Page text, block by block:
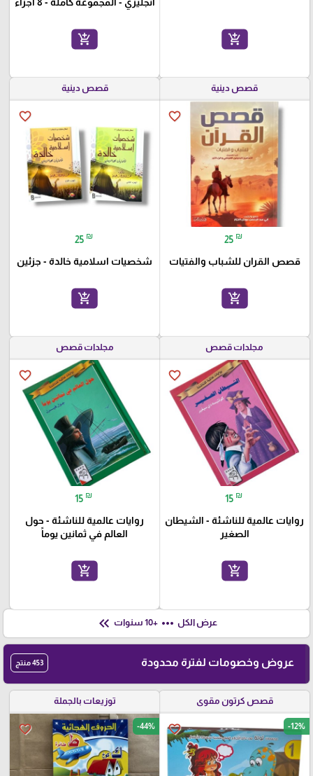
add_shopping_cart
انجليزي - المجموعة كاملة - 8 اجزاء
add_shopping_cart
قصص دينية
favorite_border
25 ₪
قصص القران للشباب والفتيات
add_shopping_cart
قصص دينية
favorite_border
25 ₪
شخصيات اسلامية خالدة - جزئين
add_shopping_cart
مجلدات قصص
favorite_border
15 ₪
روايات عالمية للناشئة - الشيطان
الصغير
add_shopping_cart
مجلدات قصص
favorite_border
15 ₪
روايات عالمية للناشئة - حول
العالم في ثمانين يوماً
add_shopping_cart
عرض الكل more_horiz +10 سنوات keyboard_double_arrow_left
عروض وخصومات لفترة محدودة 453 منتج
قصص كرتون مقوى
favorite_border -12%
توزيعات بالجملة
favorite_border -44%